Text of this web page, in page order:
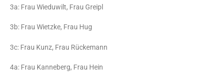
3a: Frau Wieduwilt, Frau Greipl
3b: Frau Wietzke, Frau Hug
3c: Frau Kunz, Frau Rückemann
4a: Frau Kanneberg, Frau Hein